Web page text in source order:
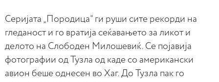
Серијата „Породица“ ги руши сите рекорди на
гледаност и го вратија сеќавањето за ликот и
делото на Слободен Милошевиќ. Се појавија
фотографии од Тузла од каде со американски
авион беше однесен во Хаг. До Тузла пак го